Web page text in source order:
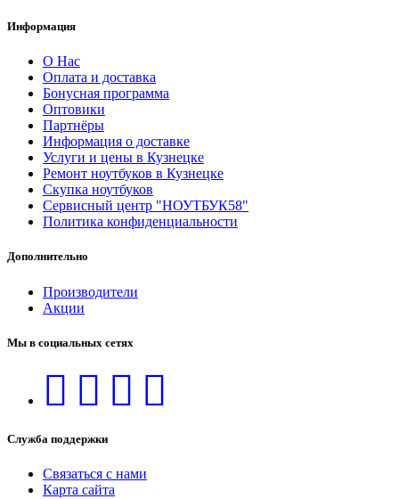
Информация
О Нас
Оплата и доставка
Бонусная программа
Оптовики
Партнёры
Информация о доставке
Услуги и цены в Кузнецке
Ремонт ноутбуков в Кузнецке
Скупка ноутбуков
Сервисный центр "НОУТБУК58"
Политика конфиденциальности
Дополнительно
Производители
Акции
Мы в социальных сетях
Служба поддержки
Связаться с нами
Карта сайта